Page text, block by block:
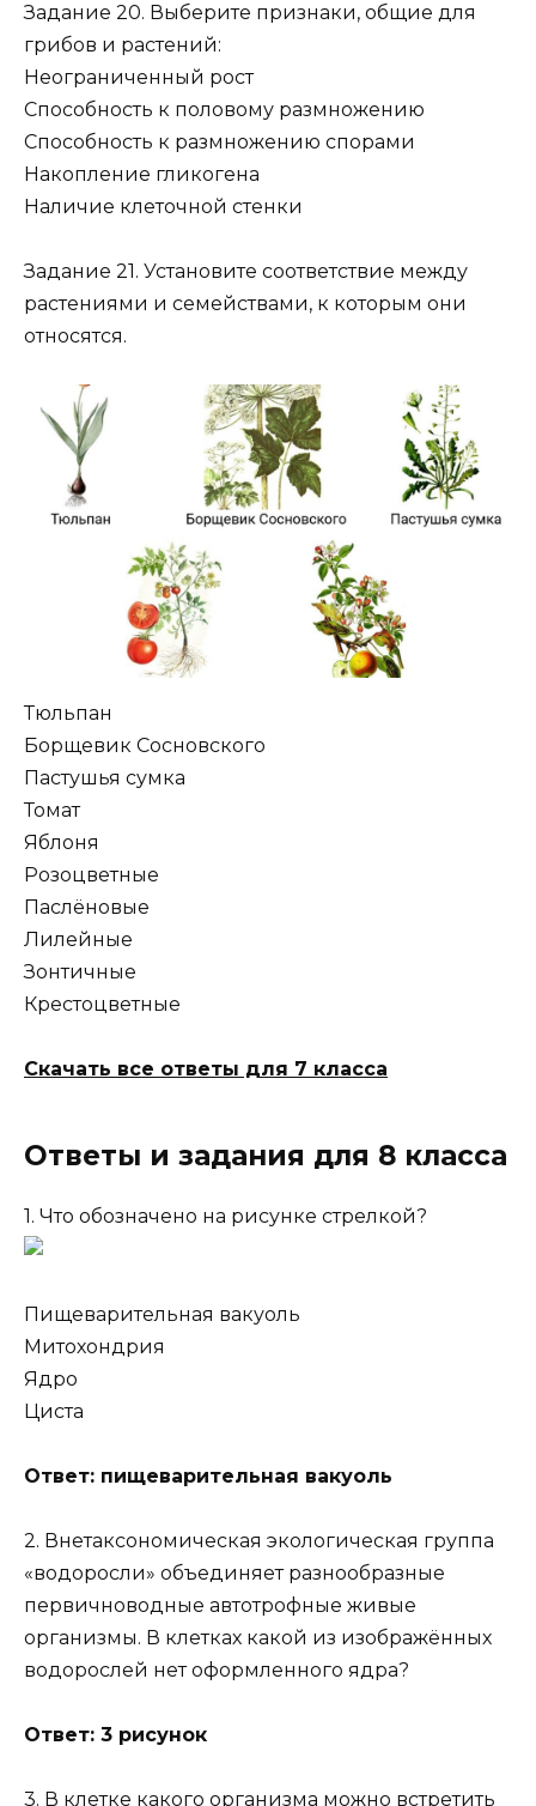
Задание 20. Выберите признаки, общие для
грибов и растений:
Неограниченный рост
Способность к половому размножению
Способность к размножению спорами
Накопление гликогена
Наличие клеточной стенки
Задание 21. Установите соответствие между
растениями и семействами, к которым они
относятся.
Тюльпан
Борщевик Сосновского
Пастушья сумка
Томат
Яблоня
Розоцветные
Паслёновые
Лилейные
Зонтичные
Крестоцветные
Скачать все ответы для 7 класса
Ответы и задания для 8 класса
1. Что обозначено на рисунке стрелкой?
Пищеварительная вакуоль
Митохондрия
Ядро
Циста
Ответ: пищеварительная вакуоль
2. Внетаксономическая экологическая группа
«водоросли» объединяет разнообразные
первичноводные автотрофные живые
организмы. В клетках какой из изображённых
водорослей нет оформленного ядра?
Ответ: 3 рисунок
3. В клетке какого организма можно встретить